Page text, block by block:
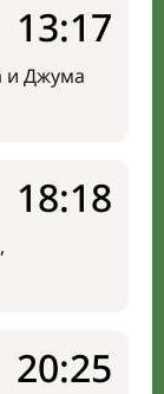
и Джума
13:17
18:18
20:25